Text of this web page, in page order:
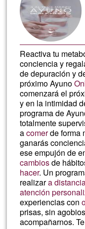
Reactiva tu
conciencia y
de depuración y
próximo Ayuno
comenzará el
y en la intimidad
programa de
totalmente
acomerde forma
ganarás
ese empujón de
cambiosde
hacer. Un
realizara
atención
experiencias con
prisas, sin
acompañarnos.